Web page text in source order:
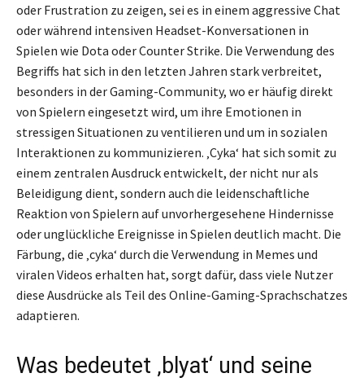
oder Frustration zu zeigen, sei es in einem aggressive Chat
oder während intensiven Headset-Konversationen in
Spielen wie Dota oder Counter Strike. Die Verwendung des
Begriffs hat sich in den letzten Jahren stark verbreitet,
besonders in der Gaming-Community, wo er häufig direkt
von Spielern eingesetzt wird, um ihre Emotionen in
stressigen Situationen zu ventilieren und um in sozialen
Interaktionen zu kommunizieren. ‚Cyka‘ hat sich somit zu
einem zentralen Ausdruck entwickelt, der nicht nur als
Beleidigung dient, sondern auch die leidenschaftliche
Reaktion von Spielern auf unvorhergesehene Hindernisse
oder unglückliche Ereignisse in Spielen deutlich macht. Die
Färbung, die ‚cyka‘ durch die Verwendung in Memes und
viralen Videos erhalten hat, sorgt dafür, dass viele Nutzer
diese Ausdrücke als Teil des Online-Gaming-Sprachschatzes
adaptieren.
Was bedeutet ‚blyat‘ und seine